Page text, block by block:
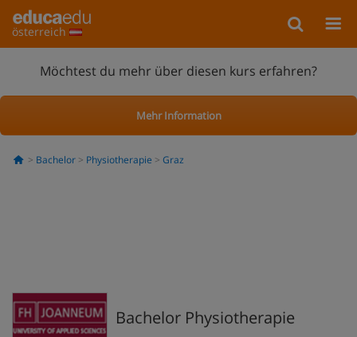
österreich
Möchtest du mehr über diesen kurs erfahren?
Mehr Information
Bachelor Physiotherapie Graz
Bachelor Physiotherapie